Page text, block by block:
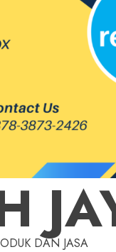
DAN JASA